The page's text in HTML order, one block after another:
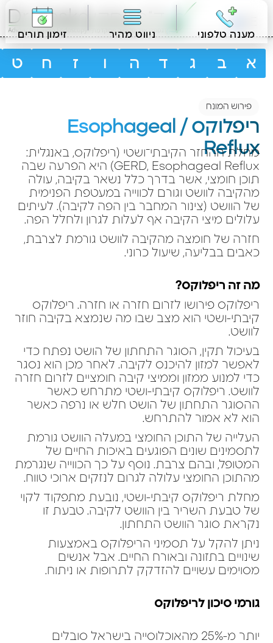
מענה טלפוני ניווט מהיר זימון תורים
א ב ג ד ה ו ז ח ט
פירוש המונח
ריפלוקס / Esophageal
Reflux
מחלת ההחזר הקיבתי־ושטי (ריפלוקס, באנגלית:
GERD, Esophageal Reflux) היא הפרעה שבה
תוכן חומצי, אשר בדרך כלל נשאר בקיבה, עולה
מהקיבה לוושט וגורם לכווייה במעטפת הפנימית
של הוושט (צינור המחבר בין הפה לקיבה). לעיתים
עלולים מיצי הקיבה אף לעלות לגרון ולחלל הפה.
חזרה של חומצה מהקיבה לוושט גורמת לצרבת,
כאבים בבליעה, שיעול כרוני.
מה זה ריפלוקס?
ריפלוקס פירושו לזרום חזרה או חזרה. ריפלוקס
קיבתי-ושטי הוא מצב שבו מה שנמצא בקיבה חוזר
לוושט.
בעיכול תקין, הסוגר התחתון של הושט נפתח כדי
לאפשר למזון להיכנס לקיבה. לאחר מכן הוא נסגר
כדי למנוע ממזון וממיצי קיבה חומציים לזרום חזרה
לוושט. ריפלוקס קיבתי-ושטי מתרחש כאשר
ההסוגר התחתון של הושט חלש או נרפה כאשר
הוא לא אמור להתרחש.
העלייה של התוכן החומצי במעלה הוושט גורמת
לתסמינים שונים הפוגעים באיכות החיים של
המטופל, ובהם צרבת. נוסף על כך הכווייה שנגרמת
מהתוכן החומצי עלולה לגרום לנזקים ארוכי טווח.
מחלת ריפלוקס קיבתי-ושטי, נובעת מתפקוד לקוי
של טבעת השריר בין הוושט לקיבה. טבעת זו
נקראת סוגר הוושט התחתון.
ניתן להקל על תסמיני הריפלוקס באמצעות
שינויים בתזונה ובאורח החיים. אבל אנשים
מסוימים עשויים להזדקק לתרופות או ניתוח.
גורמי סיכון לריפלוקס
יותר מ-25% מהאוכלוסייה בישראל סובלים